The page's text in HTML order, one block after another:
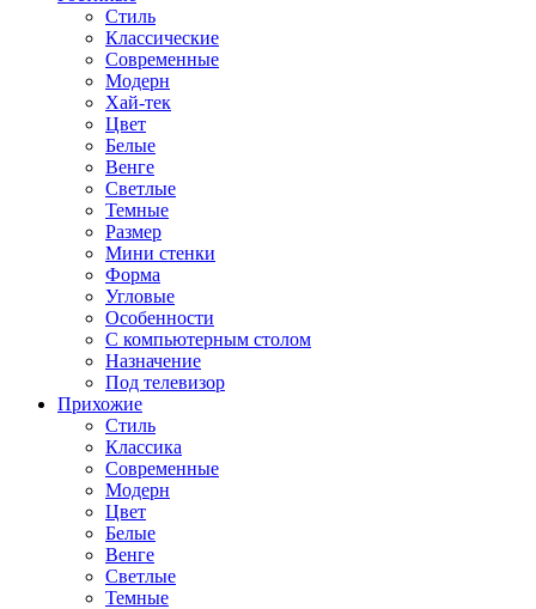
Стиль
Классические
Современные
Модерн
Хай-тек
Цвет
Белые
Венге
Светлые
Темные
Размер
Мини стенки
Форма
Угловые
Особенности
С компьютерным столом
Назначение
Под телевизор
Прихожие
Стиль
Классика
Современные
Модерн
Цвет
Белые
Венге
Светлые
Темные